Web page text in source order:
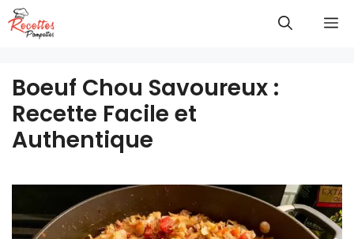
Aller
au
Boeuf Chou Savoureux :
Recette Facile et
Authentique